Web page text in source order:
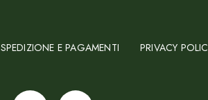
SPEDIZIONE E PAGAMENTI PRIVACY